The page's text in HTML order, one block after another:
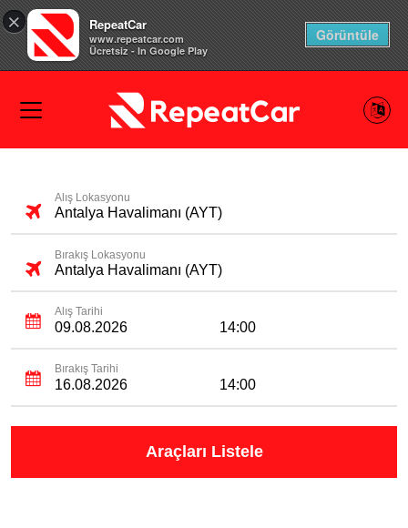
× RepeatCar
www.repeatcar.com
Ücretsiz - In Google Play
Görüntüle
Alış Lokasyonu
Antalya Havalimanı (AYT)
Bırakış Lokasyonu
Antalya Havalimanı (AYT)
Alış Tarihi
14:00
Bırakış Tarihi
14:00
Araçları Listele